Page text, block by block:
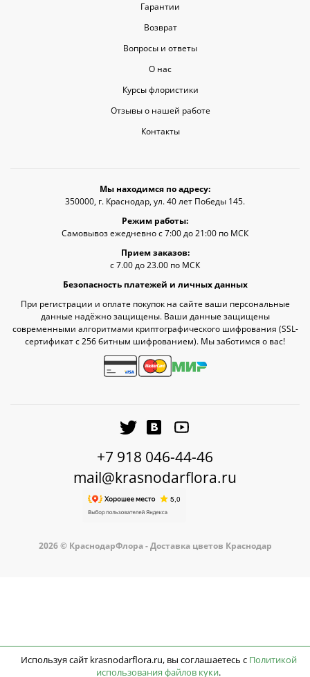
Используя сайт krasnodarflora.ru, вы соглашаетесь с Политикой
использования файлов куки.
Гарантии
Возврат
Вопросы и ответы
О нас
Курсы флористики
Отзывы о нашей работе
Контакты
Мы находимся по адресу:
350000, г. Краснодар, ул. 40 лет Победы 145.
Режим работы:
Самовывоз ежедневно с 7:00 до 21:00 по МСК
Прием заказов:
с 7.00 до 23.00 по МСК
Безопасность платежей и личных данных
При регистрации и оплате покупок на сайте ваши персональные
данные надёжно защищены. Ваши данные защищены
современными алгоритмами криптографического шифрования (SSL-
сертификат c 256 битным шифрованием). Мы заботимся о вас!
+7 918 046-44-46
mail@krasnodarflora.ru
2026 © КраснодарФлора - Доставка цветов Краснодар